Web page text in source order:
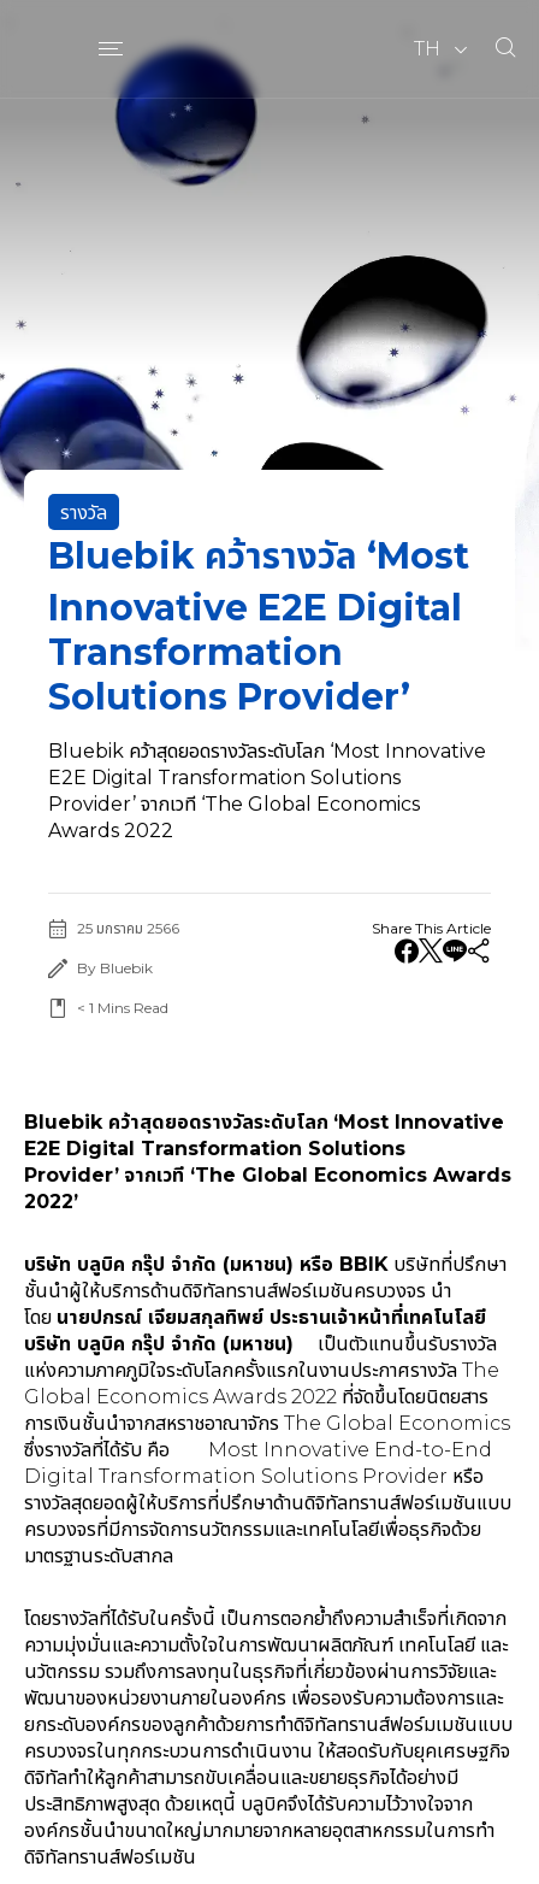
TH
รางวัล
Bluebik คว้ารางวัล ‘Most
Innovative E2E Digital
Transformation
Solutions Provider’
Bluebik คว้าสุดยอดรางวัลระดับโลก ‘Most Innovative
E2E Digital Transformation Solutions
Provider’ จากเวที ‘The Global Economics
Awards 2022
25 มกราคม 2566
By Bluebik
< 1 Mins Read
Share This Article
Bluebik คว้าสุดยอดรางวัลระดับโลก ‘Most Innovative
E2E Digital Transformation Solutions
Provider’ จากเวที ‘The Global Economics Awards
2022’
บริษัท บลูบิค กรุ๊ป จำกัด (มหาชน) หรือ BBIK บริษัทที่ปรึกษา
ชั้นนำผู้ให้บริการด้านดิจิทัลทรานส์ฟอร์เมชันครบวงจร นำ
โดย นายปกรณ์ เจียมสกุลทิพย์ ประธานเจ้าหน้าที่เทคโนโลยี
บริษัท บลูบิค กรุ๊ป จำกัด (มหาชน) เป็นตัวแทนขึ้นรับรางวัล
แห่งความภาคภูมิใจระดับโลกครั้งแรกในงานประกาศรางวัล The
Global Economics Awards 2022 ที่จัดขึ้นโดยนิตยสาร
การเงินชั้นนำจากสหราชอาณาจักร The Global Economics
ซึ่งรางวัลที่ได้รับ คือ Most Innovative End-to-End
Digital Transformation Solutions Provider หรือ
รางวัลสุดยอดผู้ให้บริการที่ปรึกษาด้านดิจิทัลทรานส์ฟอร์เมชันแบบ
ครบวงจรที่มีการจัดการนวัตกรรมและเทคโนโลยีเพื่อธุรกิจด้วย
มาตรฐานระดับสากล
โดยรางวัลที่ได้รับในครั้งนี้ เป็นการตอกย้ำถึงความสำเร็จที่เกิดจาก
ความมุ่งมั่นและความตั้งใจในการพัฒนาผลิตภัณฑ์ เทคโนโลยี และ
นวัตกรรม รวมถึงการลงทุนในธุรกิจที่เกี่ยวข้องผ่านการวิจัยและ
พัฒนาของหน่วยงานภายในองค์กร เพื่อรองรับความต้องการและ
ยกระดับองค์กรของลูกค้าด้วยการทำดิจิทัลทรานส์ฟอร์มเมชันแบบ
ครบวงจรในทุกกระบวนการดำเนินงาน ให้สอดรับกับยุคเศรษฐกิจ
ดิจิทัลทำให้ลูกค้าสามารถขับเคลื่อนและขยายธุรกิจได้อย่างมี
ประสิทธิภาพสูงสุด ด้วยเหตุนี้ บลูบิคจึงได้รับความไว้วางใจจาก
องค์กรชั้นนำขนาดใหญ่มากมายจากหลายอุตสาหกรรมในการทำ
ดิจิทัลทรานส์ฟอร์เมชัน